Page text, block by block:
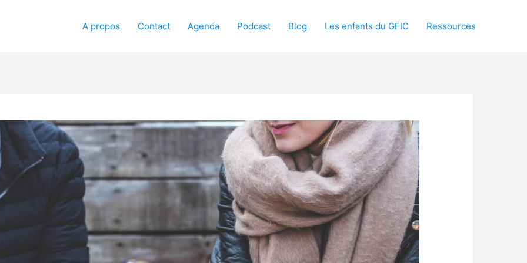
A propos Contact Agenda Podcast Blog Les enfants du GFIC Ressources